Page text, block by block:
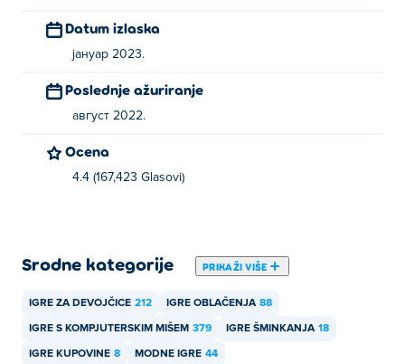
Datum izlaska
јануар 2023.
Poslednje ažuriranje
август 2022.
Ocena
4.4 (167,423 Glasovi)
Srodne kategorije PRIKAŽI VIŠE
IGRE ZA DEVOJČICE 212 IGRE OBLAČENJA 88
IGRE S KOMPJUTERSKIM MIŠEM 379 IGRE ŠMINKANJA 18
IGRE KUPOVINE 8 MODNE IGRE 44